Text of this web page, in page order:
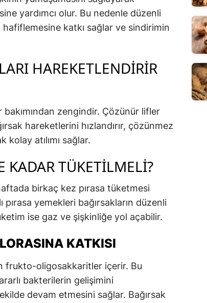
yardımcı olur. Bu nedenle düzenli
hafiflemesine katkı sağlar ve sindirimin
HAREKETLENDIRIR
zengindir. Çözünür lifler
hareketlerini hızlandırır, çözünmez
kolay atılımı sağlar.
KADAR TÜKETILMELI?
birkaç kez pırasa tüketmesi
yemekleri bağırsakların düzenli
ise gaz ve şişkinliğe yol açabilir.
KATKISI
frukto-oligosakkaritler içerir. Bu
bakterilerin gelişimini
devam etmesini sağlar. Bağırsak